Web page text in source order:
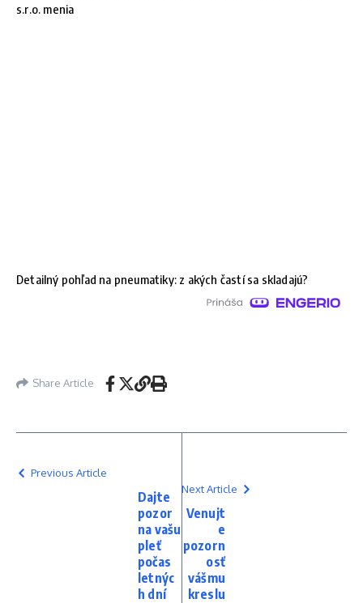
s.r.o. menia
Detailný pohľad na pneumatiky: z akých častí sa skladajú?
Share Article
Previous Article
Dajte
pozor
na vašu
pleť
počas
letnýc
h dní
Next Article
Venujt
e
pozorn
osť
vášmu
kreslu